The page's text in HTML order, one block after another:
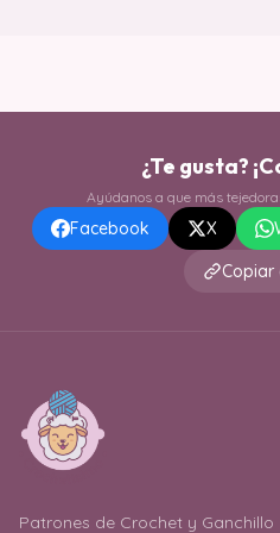
¿Te gusta?
Ayúdanos a que más
Facebook X
Copiar
Patrones de Crochet y Ganchillo